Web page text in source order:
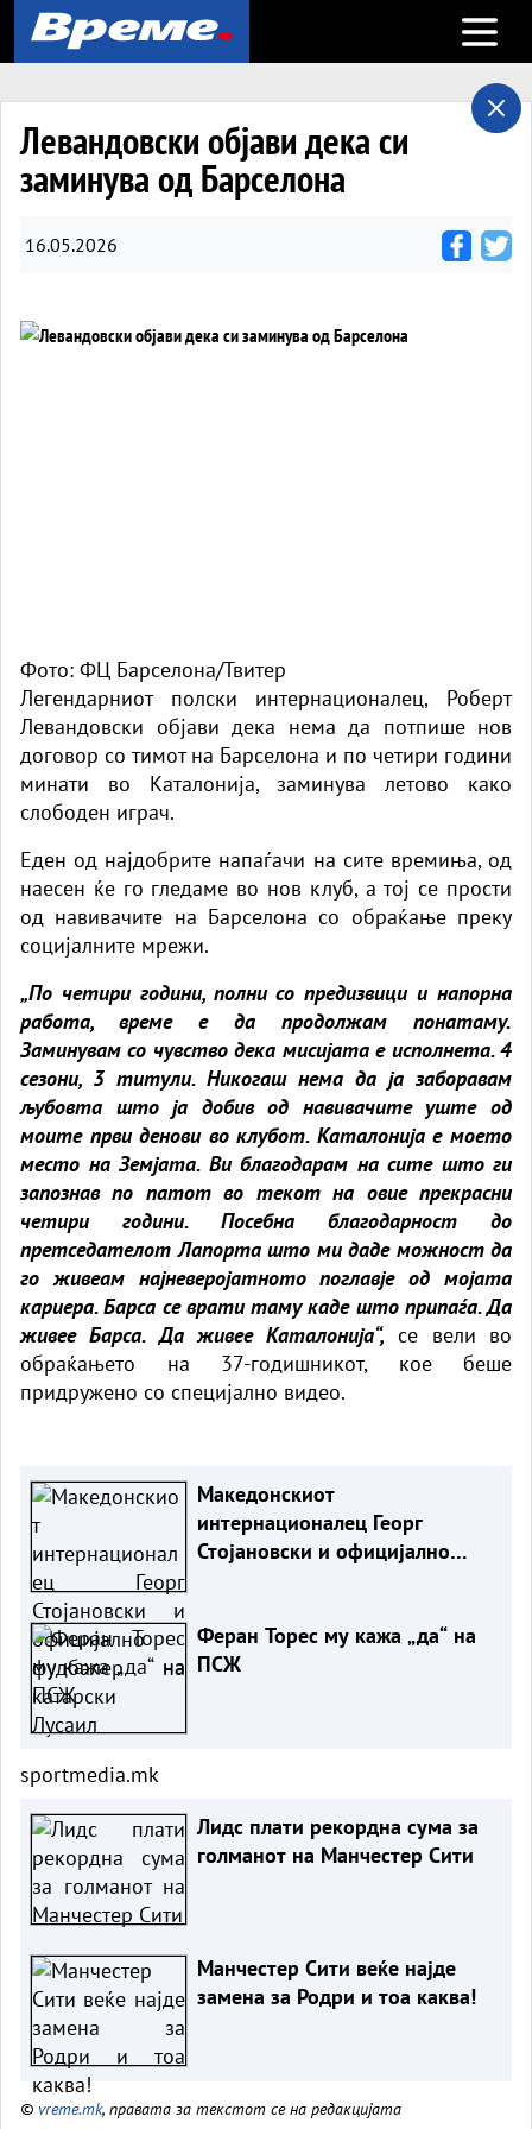
Open
Левандовски објави дека си
заминува од Барселона
16.05.2026
Фото: ФЦ Барселона/Твитер
Легендарниот полски интернационалец, Роберт
Левандовски објави дека нема да потпише нов
договор со тимот на Барселона и по четири години
минати во Каталонија, заминува летово како
слободен играч.
Еден од најдобрите напаѓачи на сите времиња, од
наесен ќе го гледаме во нов клуб, а тој се прости
од навивачите на Барселона со обраќање преку
социјалните мрежи.
„По четири години, полни со предизвици и напорна
работа, време е да продолжам понатаму.
Заминувам со чувство дека мисијата е исполнета. 4
сезони, 3 титули. Никогаш нема да ја заборавам
љубовта што ја добив од навивачите уште од
моите први денови во клубот. Каталонија е моето
место на Земјата. Ви благодарам на сите што ги
запознав по патот во текот на овие прекрасни
четири години. Посебна благодарност до
претседателот Лапорта што ми даде можност да
го живеам најневеројатното поглавје од мојата
кариера. Барса се врати таму каде што припаѓа. Да
живее Барса. Да живее Каталонија“, се вели во
обраќањето на 37-годишникот, кое беше
придружено со специјално видео.
Македонскиот
интернационалец Георг
Стојановски и официјално
Феран Торес му кажа „да“ на
ПСЖ
sportmedia.mk
Лидс плати рекордна сума за
голманот на Манчестер Сити
Манчестер Сити веќе најде
замена за Родри и тоа каква!
© vreme.mk, правата за текстот се на редакцијата